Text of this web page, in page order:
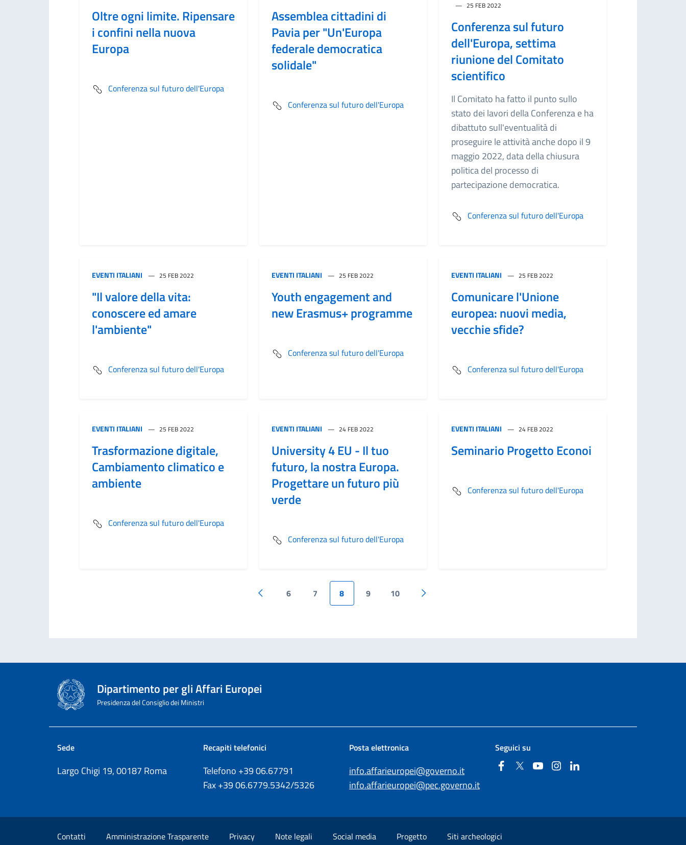
Oltre ogni limite. Ripensare
i confini nella nuova
Europa
Conferenza sul futuro dell'Europa
Assemblea cittadini di
Pavia per "Un'Europa
federale democratica
solidale"
Conferenza sul futuro dell'Europa
25 FEB 2022
Conferenza sul futuro
dell'Europa, settima
riunione del Comitato
scientifico
Il Comitato ha fatto il punto sullo
stato dei lavori della Conferenza e ha
dibattuto sull'eventualità di
proseguire le attività anche dopo il 9
maggio 2022, data della chiusura
politica del processo di
partecipazione democratica.
Conferenza sul futuro dell'Europa
EVENTI ITALIANI 25 FEB 2022
"Il valore della vita:
conoscere ed amare
l'ambiente"
Conferenza sul futuro dell'Europa
EVENTI ITALIANI 25 FEB 2022
Youth engagement and
new Erasmus+ programme
Conferenza sul futuro dell'Europa
EVENTI ITALIANI 25 FEB 2022
Comunicare l'Unione
europea: nuovi media,
vecchie sfide?
Conferenza sul futuro dell'Europa
EVENTI ITALIANI 25 FEB 2022
Trasformazione digitale,
Cambiamento climatico e
ambiente
Conferenza sul futuro dell'Europa
EVENTI ITALIANI 24 FEB 2022
University 4 EU - Il tuo
futuro, la nostra Europa.
Progettare un futuro più
verde
Conferenza sul futuro dell'Europa
EVENTI ITALIANI 24 FEB 2022
Seminario Progetto Econoi
Conferenza sul futuro dell'Europa
Pagina precedente
6 7 8 9 10
Pagina successiva
Dipartimento per gli Affari Europei
Presidenza del Consiglio dei Ministri
Sede
Largo Chigi 19, 00187 Roma
Recapiti telefonici
Telefono +3906.67791
Fax+3906.6779.5342/5326
Posta elettronica
info.affarieuropei@governo.it
info.affarieuropei@pec.governo.it
Seguici su
FacebookTwitterYouTubeInstagram
Sezione Link Utili
Contatti Amministrazione Trasparente Privacy Note legali Social media Progetto Siti archeologici